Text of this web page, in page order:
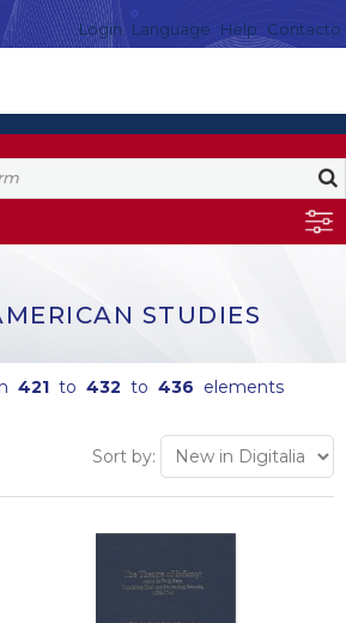
Login Language Help Contacto
STUDIES
421 to 432 to 436 elements
Sort by: